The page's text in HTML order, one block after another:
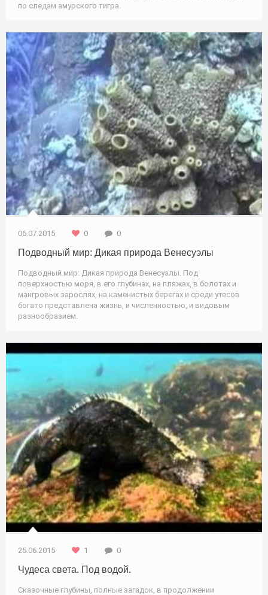
по следам амурского тигра.
06.07.2015 0 0
Подводный мир: Дикая природа Венесуэлы
Подводный мир: Дикая природа Венесуэлы. Под
поверхностью моря, в его глубинах, на пляжах, в болотах и
мангровых зарослях, на каменистых берегах и среди утесов
богато представлена жизнь, и численностью, и видовым
разнообразием.
25.06.2015 1 0
Чудеса света. Под водой.
Сказочные глубины, полные загадок, в продолжении